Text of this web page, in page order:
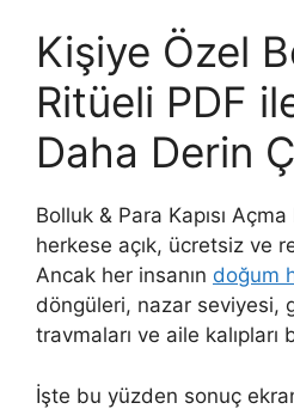
Kişiye Özel
Ritüeli PDF
Daha Derin
Bolluk & Para Kapısı
herkese açık, ücretsiz ve
Ancak her insanın doğum
döngüleri, nazar seviyesi,
travmaları ve aile
İşte bu yüzden sonuç